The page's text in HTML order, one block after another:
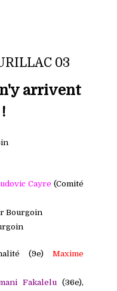
03
arrivent
Cayre (Comité
Bourgoin
(9e)
Maxime
Fakalelu
(36e),